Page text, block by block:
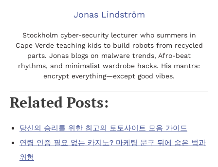
Jonas Lindström
Stockholm cyber-security lecturer who summers in
Cape Verde teaching kids to build robots from recycled
parts. Jonas blogs on malware trends, Afro-beat
rhythms, and minimalist wardrobe hacks. His mantra:
encrypt everything—except good vibes.
Related Posts:
당신의 승리를 위한 최고의 토토사이트 모음 가이드
연령 인증 필요 없는 카지노? 마케팅 문구 뒤에 숨은 법과
위험